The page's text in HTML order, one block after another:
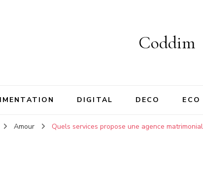
Coddim
DIGITAL DECO ECO
Amour Quels services propose une agence